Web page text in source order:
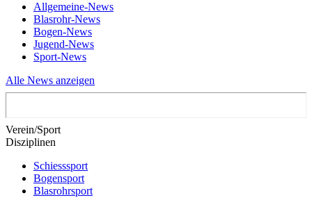
Allgemeine-News
Blasrohr-News
Bogen-News
Jugend-News
Sport-News
Alle News anzeigen
Verein/Sport
Disziplinen
Schiesssport
Bogensport
Blasrohrsport